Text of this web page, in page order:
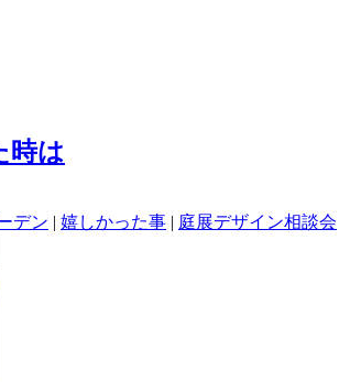
時は
デン | 嬉しかった事 | 庭展デザイン相談会